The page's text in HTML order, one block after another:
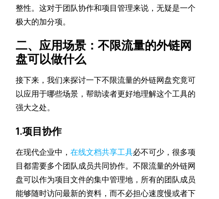
整性。这对于团队协作和项目管理来说，无疑是一个
极大的加分项。
二、应用场景：不限流量的外链网
盘可以做什么
接下来，我们来探讨一下不限流量的外链网盘究竟可
以应用于哪些场景，帮助读者更好地理解这个工具的
强大之处。
1.项目协作
在现代企业中，在线文档共享工具必不可少，很多项
目都需要多个团队成员共同协作。不限流量的外链网
盘可以作为项目文件的集中管理地，所有的团队成员
能够随时访问最新的资料，而不必担心速度慢或者下